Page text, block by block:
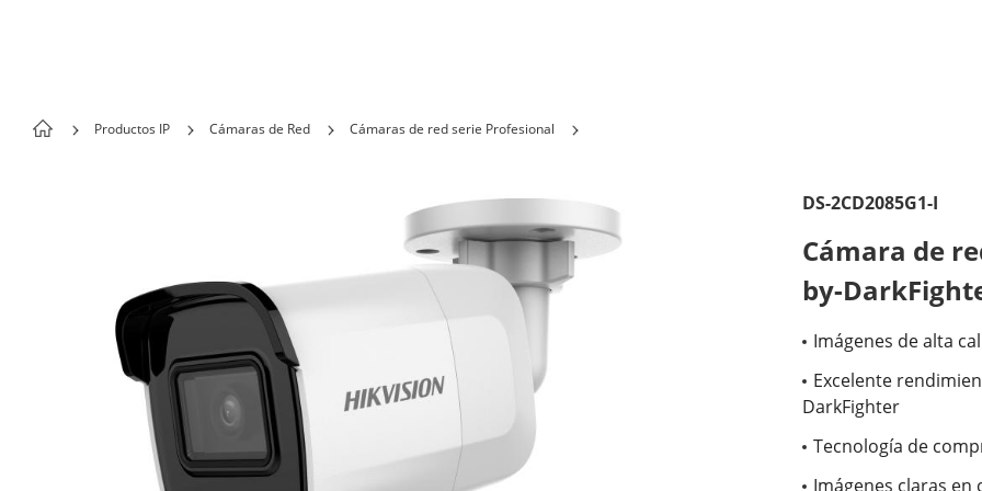
Productos IP Cámaras de Red Cámaras de red serie Profesional
DS-2CD2085G1-I
Cámara de
by-
Imágenes de alta
Excelente
DarkFighter
Tecnología de
Imágenes claras